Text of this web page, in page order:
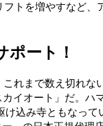
トを増やすなど、
ート！
れまで数え切れな
イオート」だ。ハ
込み寺ともなって